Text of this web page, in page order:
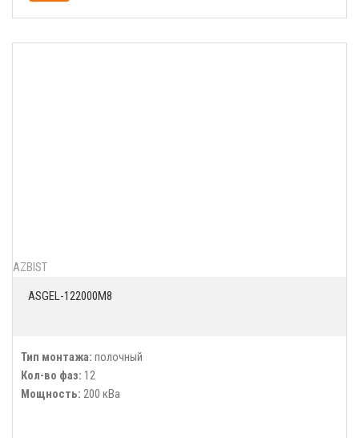
AZBIST
ASGEL-122000M8
Тип монтажа: полочный
Кол-во фаз: 12
Мощность: 200 кВа